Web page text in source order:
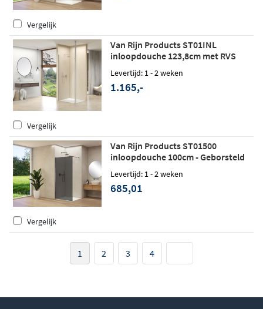
Vergelijk
Van Rijn Products ST01INL
inloopdouche 123,8cm met RVS
Levertijd: 1 - 2 weken
1.165,-
Vergelijk
Van Rijn Products ST01500
inloopdouche 100cm - Geborsteld
gunmetal - Grijs rookglas
Levertijd: 1 - 2 weken
685,01
Vergelijk
1 2 3 4